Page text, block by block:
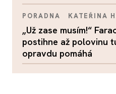
PORADNA KATEŘINA
„Už zase musím!“
postihne až polovinu
opravdu pomáhá